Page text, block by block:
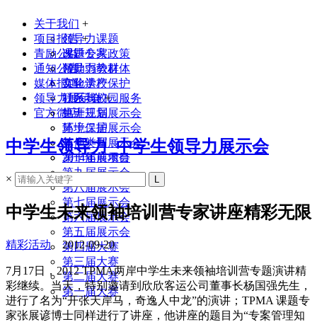
关于我们 +
领导力课题
课题专家
领导力教材
实验学校
联系我们
项目报告 +
改进公共政策
帮助弱势群体
文化遗产保护
社区与校园服务
生涯规划
环境保护
其他类型
2014年前项目
青励公益
通知公告
媒体报道
领导力展示会 +
第十三届展示会
第十二届展示会
第十一届展示会
第十届展示会
第九届展示会
第八届展示会
第七届展示会
第六届展示会
第五届展示会
第四届大赛
第三届大赛
第二届大赛
第一届大赛
官方微店
中学生领导力_中学生领导力展示会
×
中学生未来领袖培训营专家讲座精彩无限
精彩活动2012-09-20
7月17日，2012 TPMA两岸中学生未来领袖培训营专题演讲精
彩继续。当天，特别邀请到欣欣客运公司董事长杨国强先生，
进行了名为“开张天岸马，奇逸人中龙”的演讲；TPMA 课题专
家张展谚博士同样进行了讲座，他讲座的题目为“专案管理知